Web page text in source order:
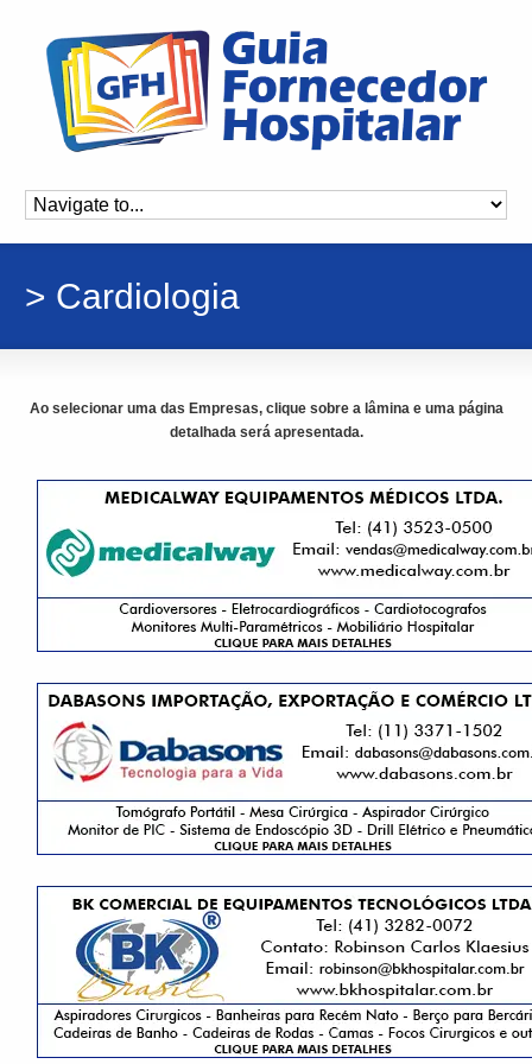
> Cardiologia
Ao selecionar uma das Empresas, clique sobre a lâmina e uma página
detalhada será apresentada.